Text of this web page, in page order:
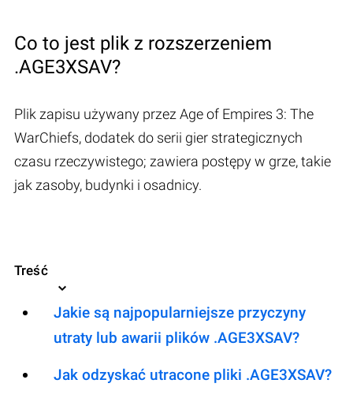
Co to jest plik z rozszerzeniem
.AGE3XSAV?
Plik zapisu używany przez Age of Empires 3: The
WarChiefs, dodatek do serii gier strategicznych
czasu rzeczywistego; zawiera postępy w grze, takie
jak zasoby, budynki i osadnicy.
Treść
Jakie są najpopularniejsze przyczyny
utraty lub awarii plików .AGE3XSAV?
Jak odzyskać utracone pliki .AGE3XSAV?